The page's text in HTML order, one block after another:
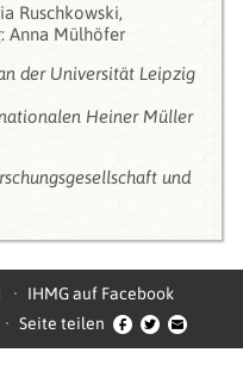
Ruschkowski,
Anna Mülhöfer
der Universität Leipzig
Heiner Müller
und
IHMG auf Facebook
Seite teilen